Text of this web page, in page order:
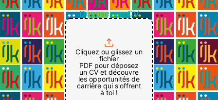
Déposer un CV
Cliquez ou glissez un
fichier
PDF pour déposez
un CV et découvre
les opportunités de
carrière qui s'offrent
à toi !